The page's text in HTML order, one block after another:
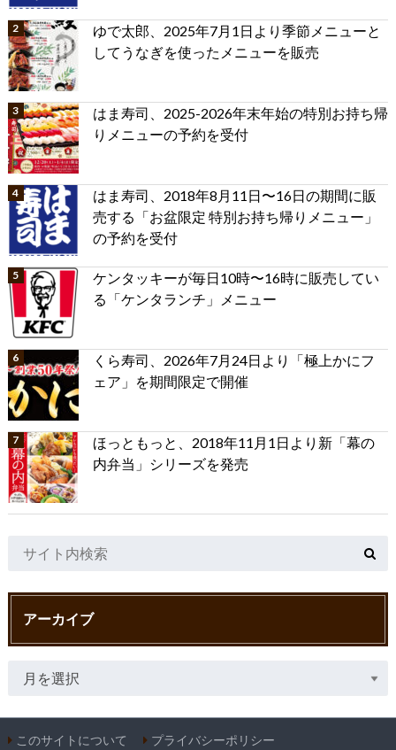
ゆで太郎、2025年7月1日より季節メニューと
してうなぎを使ったメニューを販売
はま寿司、2025-2026年末年始の特別お持ち帰
りメニューの予約を受付
はま寿司、2018年8月11日〜16日の期間に販
売する「お盆限定 特別お持ち帰りメニュー」
の予約を受付
ケンタッキーが毎日10時〜16時に販売してい
る「ケンタランチ」メニュー
くら寿司、2026年7月24日より「極上かにフ
ェア」を期間限定で開催
ほっともっと、2018年11月1日より新「幕の
内弁当」シリーズを発売
アーカイブ
このサイトについて プライバシーポリシー